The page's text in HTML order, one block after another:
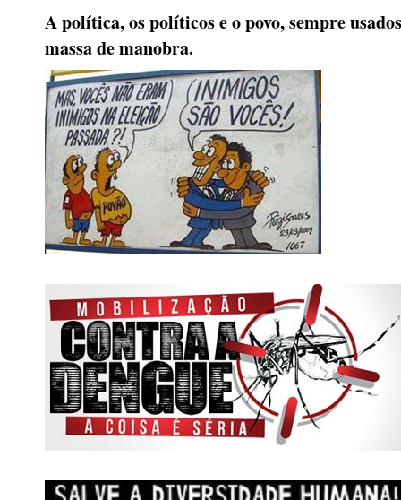
A política, os políticos e o povo, sempre
massa de manobra.